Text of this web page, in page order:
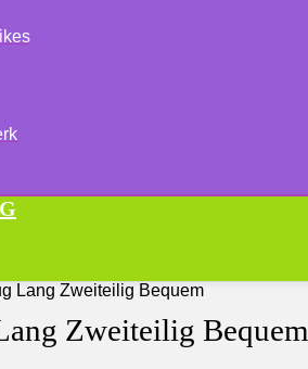
Lang Zweiteilig Bequem
Zweiteilig Bequem